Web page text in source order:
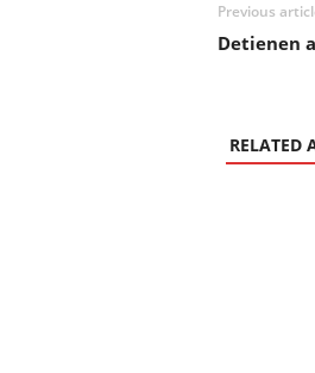
Previous
Detienen
RELATED